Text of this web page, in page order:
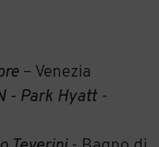
– Venezia
- Park Hyatt -